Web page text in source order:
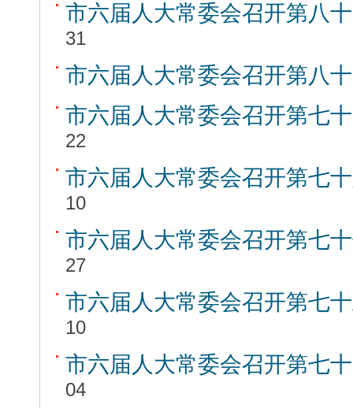
市六届人大常委会召开第八
31
市六届人大常委会召开第八
市六届人大常委会召开第七
22
市六届人大常委会召开第七
10
市六届人大常委会召开第七
27
市六届人大常委会召开第七
10
市六届人大常委会召开第七
04